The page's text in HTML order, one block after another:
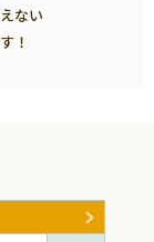
ない
！